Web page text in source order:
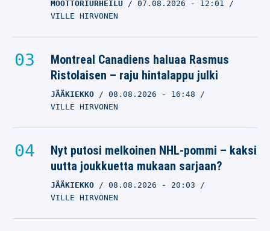
MOOTTORIURHEILU 07.08.2026 - 12:01
VILLE HIRVONEN
Montreal Canadiens haluaa Rasmus
Ristolaisen – raju hintalappu julki
JÄÄKIEKKO 08.08.2026 - 16:48
VILLE HIRVONEN
Nyt putosi melkoinen NHL-pommi – kaksi
uutta joukkuetta mukaan sarjaan?
JÄÄKIEKKO 08.08.2026 - 20:03
VILLE HIRVONEN